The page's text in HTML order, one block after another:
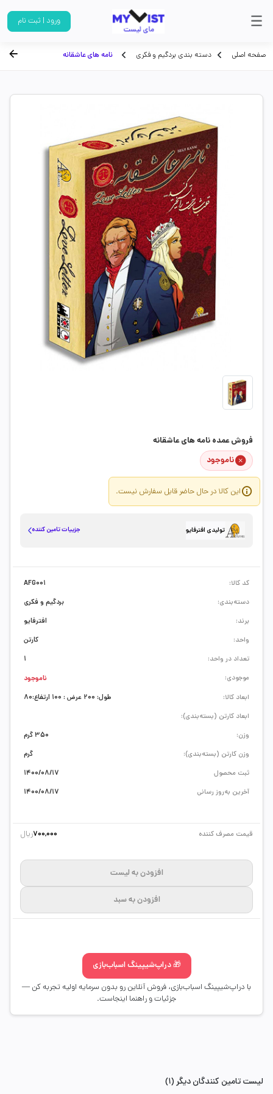
ورود | ثبت نام
صفحه اصلی دسته بندی بردگیم و فکری نامه های عاشقانه
فروش عمده نامه های عاشقانه
ناموجود
این کالا در حال حاضر قابل سفارش نیست.
تولیدی افترفایو جزییات تامین کننده
ابعاد کالا:
طول: 200 عرض : 100 ارتفاع:80
ابعاد کارتن (بسته‌بندی):
وزن:
350 گرم
وزن کارتن (بسته‌بندی):
گرم
ثبت محصول
1400/08/17
آخرین به‌روز رسانی
1400/08/17
کد کالا:
AFG001
دسته‌بندی:
بردگیم و فکری
برند:
افترفایو
واحد:
کارتن
تعداد در واحد:
1
موجودی:
ناموجود
قیمت مصرف کننده 700,000ریال
افزودن به لیست
افزودن به سبد
🎁 دراپ‌شیپینگ اسباب‌بازی
با دراپ‌شیپینگ اسباب‌بازی، فروش آنلاین رو بدون سرمایه اولیه تجربه کن —
جزئیات و راهنما اینجاست.
لیست تامین کنندگان دیگر (1)